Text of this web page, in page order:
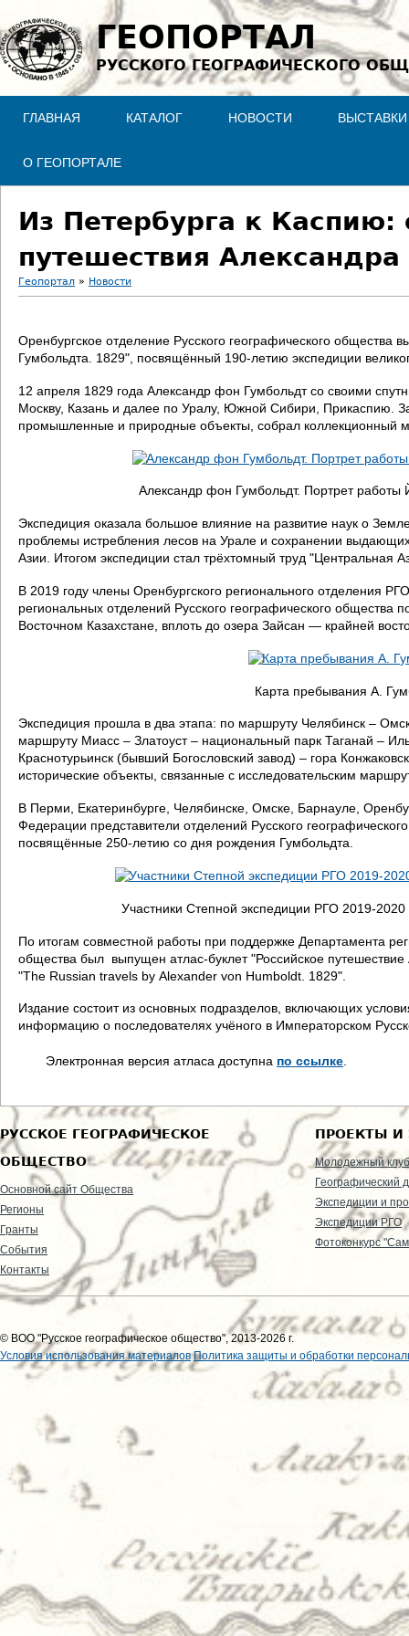
Jump to navigation
ГЕОПОРТАЛ
РУССКОГО ГЕОГРАФИЧЕСКОГО
ГЛАВНАЯ КАТАЛОГ НОВОСТИ ВЫСТАВКИ
О ГЕОПОРТАЛЕ
Из Петербурга к Каспию:
путешествия
ы
з
д
ь
Геопортал » Новости
Оренбургское отделение Русского географического общества
Гумбольдта. 1829", посвящённый 190-летию экспедиции
12 апреля 1829 года Александр фон Гумбольдт со своими
Москву, Казань и далее по Уралу, Южной Сибири, Прикаспию.
промышленные и природные объекты, собрал коллекционный
Александр фон Гумбольдт. Портрет
Экспедиция оказала большое влияние на развитие наук о
проблемы истребления лесов на Урале и сохранении
Азии. Итогом экспедиции стал трёхтомный труд "Центральная
В 2019 году члены Оренбургского регионального отделения
региональных отделений Русского географического
Восточном Казахстане, вплоть до озера Зайсан — крайней
Карта пребывания А.
Экспедиция прошла в два этапа: по маршруту Челябинск –
маршруту Миасс – Златоуст – национальный парк Таганай –
Краснотурьинск (бывший Богословский завод) – гора
исторические объекты, связанные с исследовательским
В Перми, Екатеринбурге, Челябинске, Омске, Барнауле,
Федерации представители отделений Русского
посвящённые 250-летию со дня рождения Гумбольдта.
Участники Степной экспедиции РГО 2019-
По итогам совместной работы при поддержке Департамента
общества был выпущен атлас-буклет "Российское
"The Russian travels by Alexander von Humboldt. 1829".
Издание состоит из основных подразделов, включающих
информацию о последователях учёного в Императорском
Электронная версия атласа доступна по ссылке.
РУССКОЕ ГЕОГРАФИЧЕСКОЕ
ОБЩЕСТВО
Основной сайт Общества
Регионы
Гранты
События
Контакты
ПРОЕКТЫ И
Молодежный клуб
Географический
Экспедиции и
Экспедиции РГО
Фотоконкурс
© ВОО "Русское географическое общество", 2013-2026 г.
Условия использования материалов Политика защиты и обработки